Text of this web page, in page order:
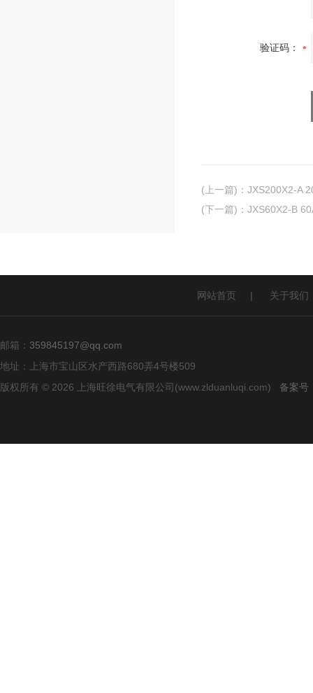
验证码：
(上一篇) ： JXS200X2-A
(下一篇) ： JXS60X2-B
网站首页 | 关于我们
邮箱： 359845197@qq.com
地址：上海市宝山区水产西路680弄4号楼509
版权所有 © 2026 上海旺徐电气有限公司(www.zlduanluqi.com) 备案号